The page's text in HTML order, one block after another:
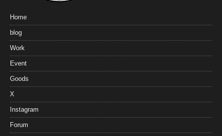
Home
blog
Work
Event
Goods
X
Instagram
Forum